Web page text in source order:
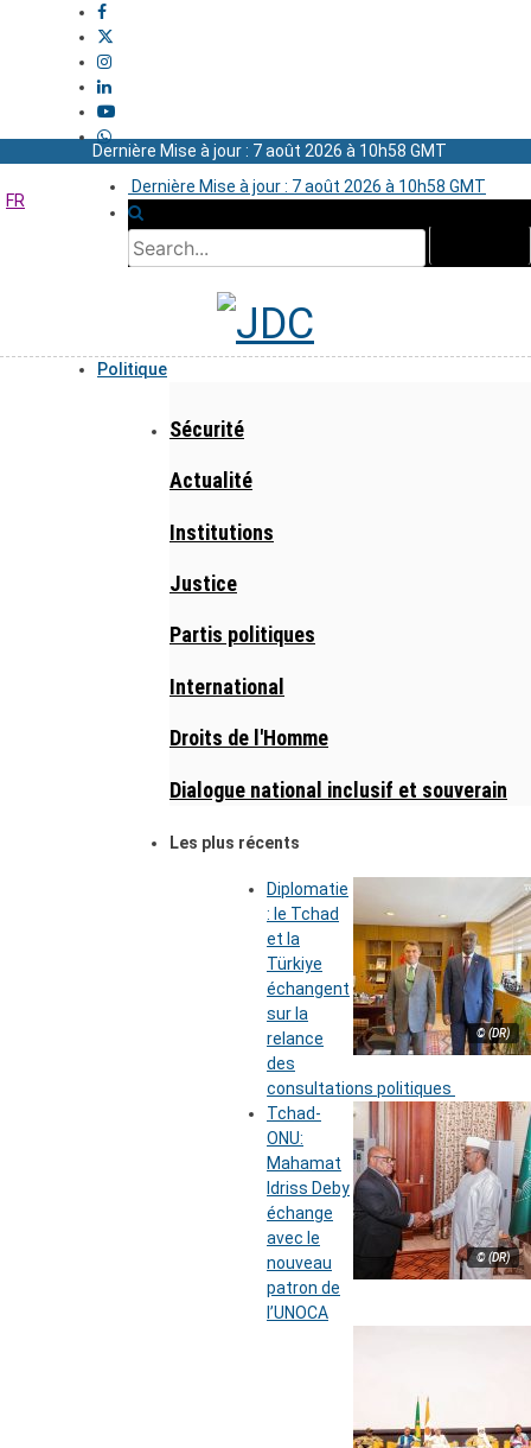
Dernière Mise à jour : 7 août 2026 à 10h58 GMT
Dernière Mise à jour : 7 août 2026 à 10h58 GMT
FR
Politique
Sécurité
Actualité
Institutions
Justice
Partis politiques
International
Droits de l'Homme
Dialogue national inclusif et souverain
Les plus récents
© (DR)
Diplomatie
: le Tchad
et la
Türkiye
échangent
sur la
relance
des
consultations politiques
© (DR)
Tchad-
ONU:
Mahamat
Idriss Deby
échange
avec le
nouveau
patron de
l’UNOCA